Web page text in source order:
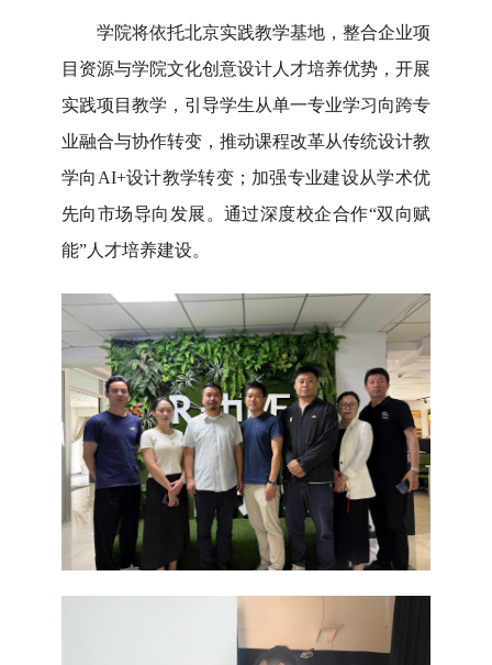
学院将依托北京实践教学基地，整合企业项
目资源与学院文化创意设计人才培养优势，开展
实践项目教学，引导学生从单一专业学习向跨专
业融合与协作转变，推动课程改革从传统设计教
学向 AI+设计教学转变；加强专业建设从学术优
先向市场导向发展。通过深度校企合作“双向赋
能”人才培养建设。